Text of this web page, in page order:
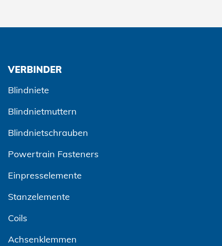
VERBINDER
Blindniete
Blindnietmuttern
Blindnietschrauben
Powertrain Fasteners
Einpresselemente
Stanzelemente
Coils
Achsenklemmen